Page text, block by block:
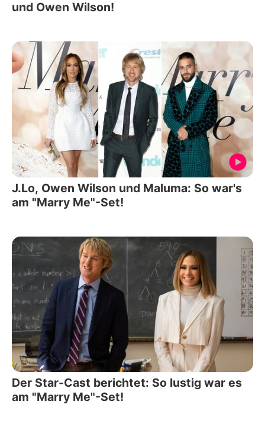
und Owen Wilson!
J.Lo, Owen Wilson und Maluma: So war's
am "Marry Me"-Set!
Der Star-Cast berichtet: So lustig war es
am "Marry Me"-Set!